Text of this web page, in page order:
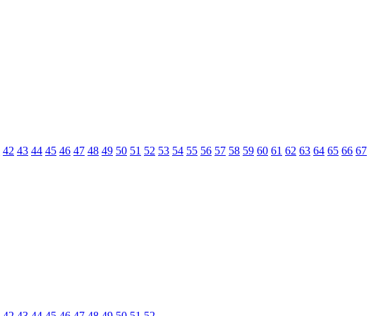
42 43 44 45 46 47 48 49 50 51 52 53 54 55 56 57 58 59 60 61 62 63 64 65 66 67